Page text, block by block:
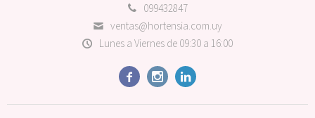
099432847
ventas@hortensia.com.uy
Lunes a Viernes de 09:30 a 16:00
  